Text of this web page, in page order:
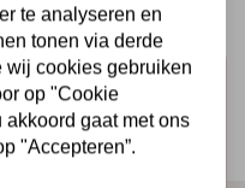
nieuwe producten
te analyseren en
tonen via derde
wij cookies gebruiken
op "Cookie
gaat met ons
"Accepteren”.